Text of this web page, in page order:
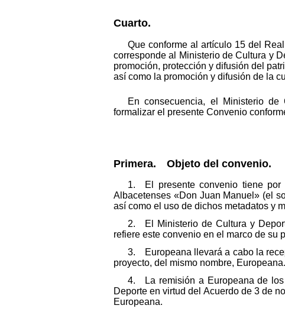
Cuarto.
Que conforme al artículo 15 del
corresponde al Ministerio de Cultura y
promoción, protección y difusión del
así como la promoción y difusión de la
En consecuencia, el Ministerio
formalizar el presente Convenio
Primera. Objeto del convenio.
1. El presente convenio tiene por
Albacetenses «Don Juan Manuel» (el
así como el uso de dichos metadatos y
2. El Ministerio de Cultura y
refiere este convenio en el marco de su
3. Europeana llevará a cabo la
proyecto, del mismo nombre, Europeana.
4. La remisión a Europeana de los
Deporte en virtud del Acuerdo de 3 de
Europeana.